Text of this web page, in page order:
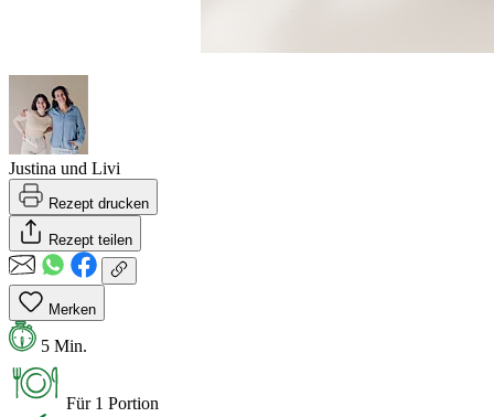
Justina und Livi
Rezept drucken
Rezept teilen
Merken
5 Min.
Für 1 Portion